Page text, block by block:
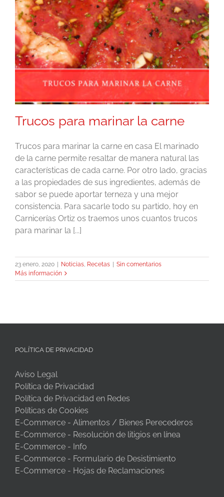
Trucos para marinar la carne
Trucos para marinar la carne en casa El marinado
de la carne permite resaltar de manera natural las
características de cada carne. Por otro lado, gracias
a las propiedades de sus ingredientes, además de
sabor se puede aportar terneza y una mejor
consistencia. Para sacarle todo su partido, hoy en
Carnicerías Ortiz os traemos unos cuantos trucos
para marinar la [...]
23 enero, 2020 Noticias, Recetas
Sin comentarios
Más información
POLÍTICA DE PRIVACIDAD
Aviso Legal
Política de Privacidad
Política de Privacidad en Redes
Políticas de Cookies
E-Commerce - Alimentos / Bienes Perecederos
E-Commerce - Resolución de litigios en línea
E-Commerce - Info
E-Commerce - Formulario de Desistimiento
E-Commerce - Hojas de Reclamaciones